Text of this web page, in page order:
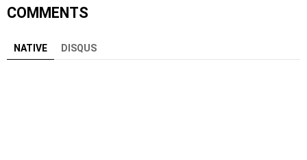
COMMENTS
NATIVE DISQUS